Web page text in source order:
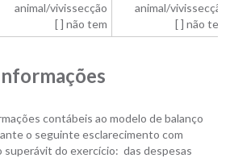
animal/vivissecção
[ ] não tem
animal/vivissecção
[ ] não tem
contábeis ao modelo de balanço
o seguinte esclarecimento com
superávit do exercício: das despesas